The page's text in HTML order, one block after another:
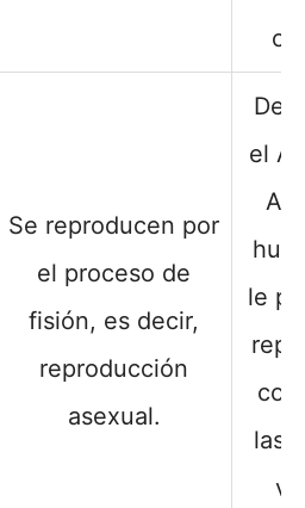
Se reproducen por
el proceso de
fisión, es decir,
reproducción
asexual.
el
le
las